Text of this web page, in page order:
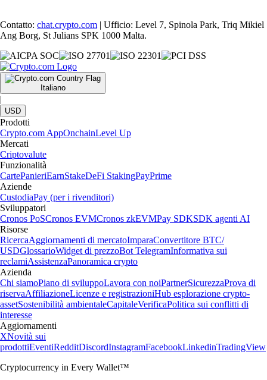
Contatto: chat.crypto.com | Ufficio: Level 7, Spinola Park, Triq Mikiel
Ang Borg, St Julians SPK 1000 Malta.
Italiano
|
USD
Prodotti
Crypto.com AppOnchainLevel Up
Mercati
Criptovalute
Funzionalità
CartePanieriEarnStakeDeFi StakingPayPrime
Aziende
CustodiaPay (per i rivenditori)
Sviluppatori
Cronos PoSCronos EVMCronos zkEVMPay SDKSDK agenti AI
Risorse
RicercaAggiornamenti di mercatoImparaConvertitore BTC/
USDGlossarioWidget di prezzoBot TelegramInformativa sui
reclamiAssistenzaPanoramica crypto
Azienda
Chi siamoPiano di sviluppoLavora con noiPartnerSicurezzaProva di
riservaAffiliazioneLicenze e registrazioniHub esplorazione crypto-
assetSostenibilità ambientaleCapitaleVerificaPolitica sui conflitti di
interesse
Aggiornamenti
XNovità sui
prodottiEventiRedditDiscordInstagramFacebookLinkedinTradingView
Cryptocurrency in Every Wallet™